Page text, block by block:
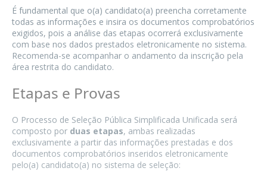
É fundamental que o(a) candidato(a) preencha corretamente
todas as informações e insira os documentos comprobatórios
exigidos, pois a análise das etapas ocorrerá exclusivamente
com base nos dados prestados eletronicamente no sistema.
Recomenda-se acompanhar o andamento da inscrição pela
área restrita do candidato.
Etapas e Provas
O Processo de Seleção Pública Simplificada Unificada será
composto por duas etapas, ambas realizadas
exclusivamente a partir das informações prestadas e dos
documentos comprobatórios inseridos eletronicamente
pelo(a) candidato(a) no sistema de seleção: